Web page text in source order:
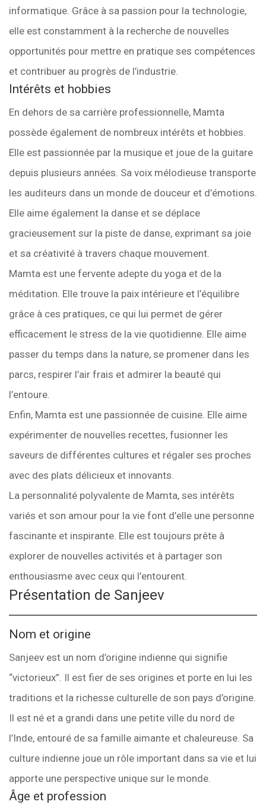
informatique. Grâce à sa passion pour la technologie,
elle est constamment à la recherche de nouvelles
opportunités pour mettre en pratique ses compétences
et contribuer au progrès de l’industrie.
Intérêts et hobbies
En dehors de sa carrière professionnelle, Mamta
possède également de nombreux intérêts et hobbies.
Elle est passionnée par la musique et joue de la guitare
depuis plusieurs années. Sa voix mélodieuse transporte
les auditeurs dans un monde de douceur et d’émotions.
Elle aime également la danse et se déplace
gracieusement sur la piste de danse, exprimant sa joie
et sa créativité à travers chaque mouvement.
Mamta est une fervente adepte du yoga et de la
méditation. Elle trouve la paix intérieure et l’équilibre
grâce à ces pratiques, ce qui lui permet de gérer
efficacement le stress de la vie quotidienne. Elle aime
passer du temps dans la nature, se promener dans les
parcs, respirer l’air frais et admirer la beauté qui
l’entoure.
Enfin, Mamta est une passionnée de cuisine. Elle aime
expérimenter de nouvelles recettes, fusionner les
saveurs de différentes cultures et régaler ses proches
avec des plats délicieux et innovants.
La personnalité polyvalente de Mamta, ses intérêts
variés et son amour pour la vie font d’elle une personne
fascinante et inspirante. Elle est toujours prête à
explorer de nouvelles activités et à partager son
enthousiasme avec ceux qui l’entourent.
Présentation de Sanjeev
Nom et origine
Sanjeev est un nom d’origine indienne qui signifie
“victorieux”. Il est fier de ses origines et porte en lui les
traditions et la richesse culturelle de son pays d’origine.
Il est né et a grandi dans une petite ville du nord de
l’Inde, entouré de sa famille aimante et chaleureuse. Sa
culture indienne joue un rôle important dans sa vie et lui
apporte une perspective unique sur le monde.
Âge et profession